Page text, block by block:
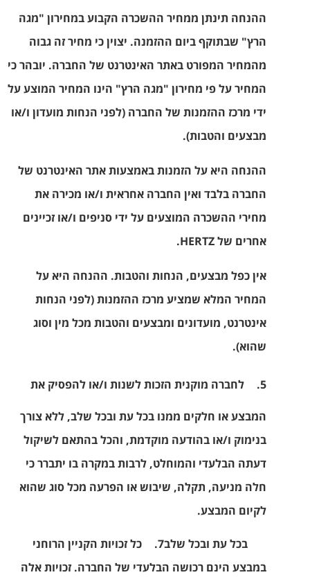
ההנחה תינתן ממחיר ההשכרה הקבוע במחירון "מגה
הרץ" שבתוקף ביום ההזמנה. יצוין כי מחיר זה גבוה
מהמחיר המפורט באתר האינטרנט של החברה. יובהר כי
המחיר על פי מחירון "מגה הרץ" הינו המחיר המוצע על
ידי מרכז ההזמנות של החברה (לפני הנחות מועדון ו/או
מבצעים והטבות).
ההנחה היא על הזמנות באמצעות אתר האינטרנט של
החברה בלבד ואין החברה אחראית ו/או מכירה את
מחירי ההשכרה המוצעים על ידי סניפים ו/או זכיינים
אחרים שלHERTZ
.
אין כפל מבצעים, הנחות והטבות. ההנחה היא על
המחיר המלא שמציע מרכז ההזמנות (לפני הנחות
אינטרנט, מועדונים ומבצעים והטבות מכל מין וסוג
שהוא).
5. לחברה מוקנית הזכות לשנות ו/או להפסיק את
המבצע או חלקים ממנו בכל עת ובכל שלב, ללא צורך
בנימוק ו/או בהודעה מוקדמת, והכל בהתאם לשיקול
דעתה הבלעדי והמוחלט, לרבות במקרה בו יתברר כי
חלה מניעה, תקלה, שיבוש או הפרעה מכל סוג שהוא
לקיום המבצע.
בכל עת ובכל שלב7.
כל זכויות הקניין הרוחני
במבצע הינם רכושה הבלעדי של החברה. זכויות אלה